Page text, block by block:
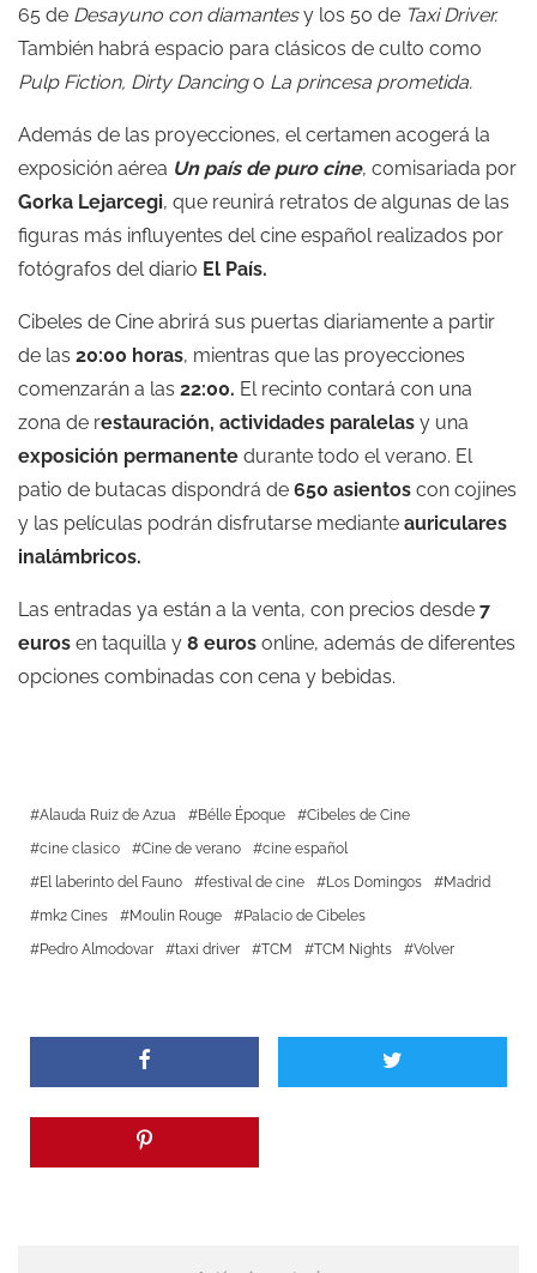
65 de Desayuno con diamantesy los 50 de Taxi Driver.
También habrá espacio para clásicos de culto como
Pulp Fiction, Dirty Dancingo La princesa prometida.
Además de las proyecciones, el certamen acogerá la
exposición aérea Un país de puro cine, comisariada por
Gorka Lejarcegi, que reunirá retratos de algunas de las
figuras más influyentes del cine español realizados por
fotógrafos del diario El País.
Cibeles de Cine abrirá sus puertas diariamente a partir
de las 20:00 horas, mientras que las proyecciones
comenzarán a las 22:00. El recinto contará con una
zona de restauración, actividades paralelas y una
exposición permanente durante todo el verano. El
patio de butacas dispondrá de 650 asientos con cojines
y las películas podrán disfrutarse mediante auriculares
inalámbricos.
Las entradas ya están a la venta, con precios desde 7
euros en taquilla y 8 euros online, además de diferentes
opciones combinadas con cena y bebidas.
Alauda Ruiz de Azua Bélle Époque
Cibeles de Cine
cine clasico
Cine de verano
cine español
El laberinto del Fauno
festival de cine Los Domingos
Madrid
mk2 Cines
Moulin Rouge
Palacio de Cibeles
Pedro Almodovar
taxi driver TCM TCM Nights Volver